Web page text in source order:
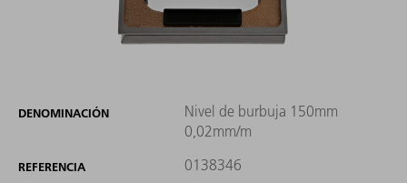
DENOMINACIÓN
Nivel de burbuja 150mm
0,02mm/m
REFERENCIA 0138346